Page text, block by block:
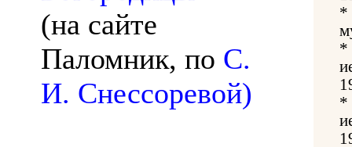
(на сайте
Паломник, по С.
И. Снессоревой)
*
*
*